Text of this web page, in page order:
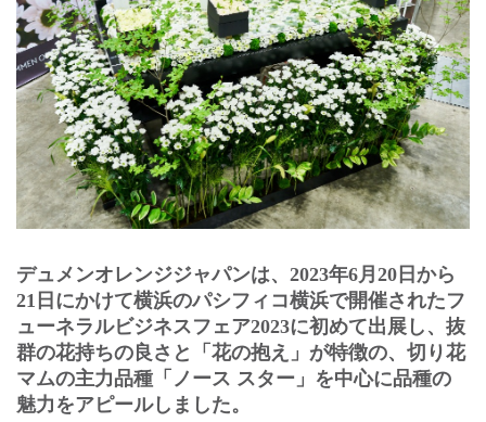
デュメンオレンジジャパンは、 2023年6⽉ 20 ⽇から
21 ⽇にかけて横浜のパシフィコ横浜で開催されたフ
ューネラルビジネスフェア2023に初めて出展し、抜
群の花持ちの良さと「花の抱え」が特徴の、切り花
マムの主⼒品種「ノース スター」を中心に品種の
魅力をアピールしました。